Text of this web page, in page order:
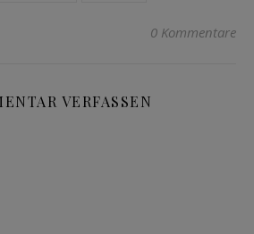
0 Kommentare
VERFASSEN